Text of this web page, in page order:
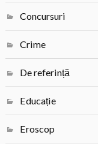
Concursuri
Crime
De referință
Educație
Eroscop